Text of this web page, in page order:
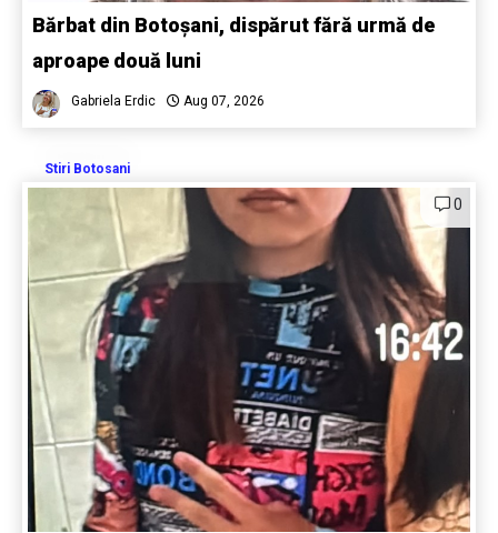
Bărbat din Botoșani, dispărut fără urmă de
aproape două luni
Gabriela Erdic Aug 07, 2026
Stiri Botosani
0